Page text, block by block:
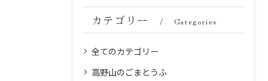
カテゴリー Categories
全てのカテゴリー
高野山のごまとうふ